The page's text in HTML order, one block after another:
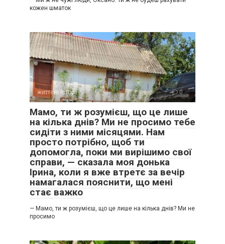
кожен шматок
життєві історії 0
Мамо, ти ж розумієш, що це лише
на кілька днів? Ми не просимо тебе
сидіти з ними місяцями. Нам
просто потрібно, щоб ти
допомогла, поки ми вирішимо свої
справи, — сказала моя донька
Ірина, коли я вже втретє за вечір
намагалася пояснити, що мені
стає важко
— Мамо, ти ж розумієш, що це лише на кілька днів? Ми не
просимо